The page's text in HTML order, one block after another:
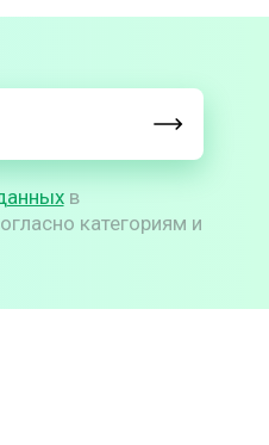
в
категориям и